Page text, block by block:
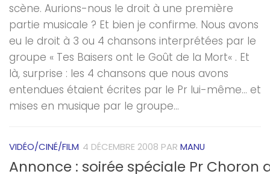
scène. Aurions-nous le droit à une première
partie musicale ? Et bien je confirme. Nous avons
eu le droit à 3 ou 4 chansons interprétées par le
groupe « Tes Baisers ont le Goût de la Mort« . Et
là, surprise : les 4 chansons que nous avons
entendues étaient écrites par le Pr lui-même… et
mises en musique par le groupe...
VIDÉO/CINÉ/FILM 4 DÉCEMBRE 2008 PAR MANU
Annonce : soirée spéciale Pr Choron